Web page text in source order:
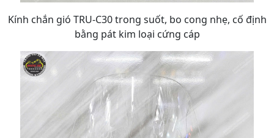
Kính chắn gió TRU-C30 trong suốt, bo cong nhẹ, cố định
bằng pát kim loại cứng cáp